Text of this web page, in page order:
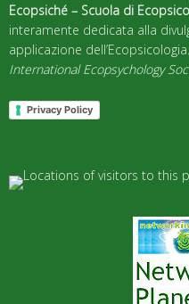
Ecopsiché – Scuola di
interamente dedicata alla
applicazione
International Ecopsychology
Privacy Policy